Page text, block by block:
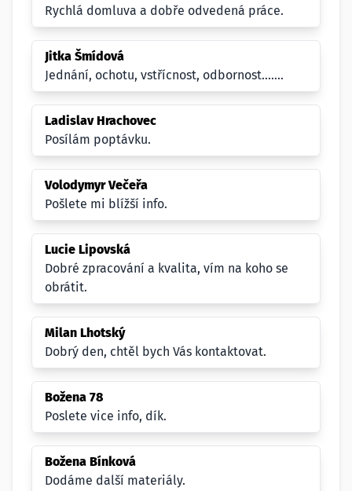
Rychlá domluva a dobře odvedená práce.
Jitka Šmídová
Jednání, ochotu, vstřícnost, odbornost.......
Ladislav Hrachovec
Posílám poptávku.
Volodymyr Večeřa
Pošlete mi blížší info.
Lucie Lipovská
Dobré zpracování a kvalita, vím na koho se
obrátit.
Milan Lhotský
Dobrý den, chtěl bych Vás kontaktovat.
Božena 78
Poslete vice info, dík.
Božena Bínková
Dodáme další materiály.